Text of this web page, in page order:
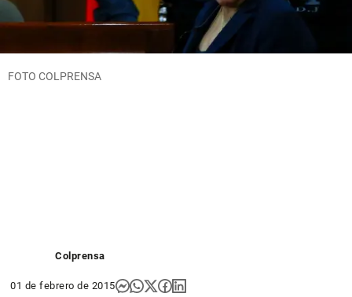
FOTO COLPRENSA
Colprensa
01 de febrero de 2015